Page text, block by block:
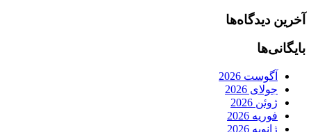
آخرین دیدگاه‌ها
بایگانی‌ها
آگوست 2026
جولای 2026
ژوئن 2026
فوریه 2026
ژانویه 2026